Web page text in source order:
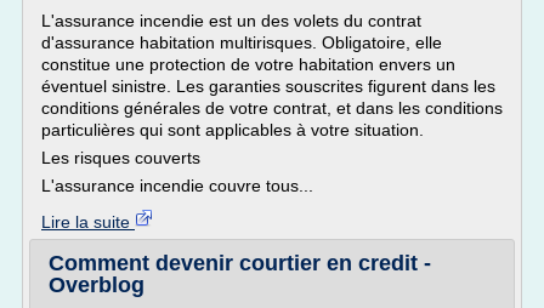
L'assurance incendie est un des volets du contrat
d'assurance habitation multirisques. Obligatoire, elle
constitue une protection de votre habitation envers un
éventuel sinistre. Les garanties souscrites figurent dans les
conditions générales de votre contrat, et dans les conditions
particulières qui sont applicables à votre situation.
Les risques couverts
L'assurance incendie couvre tous...
Lire la suite
Comment devenir courtier en credit -
Overblog